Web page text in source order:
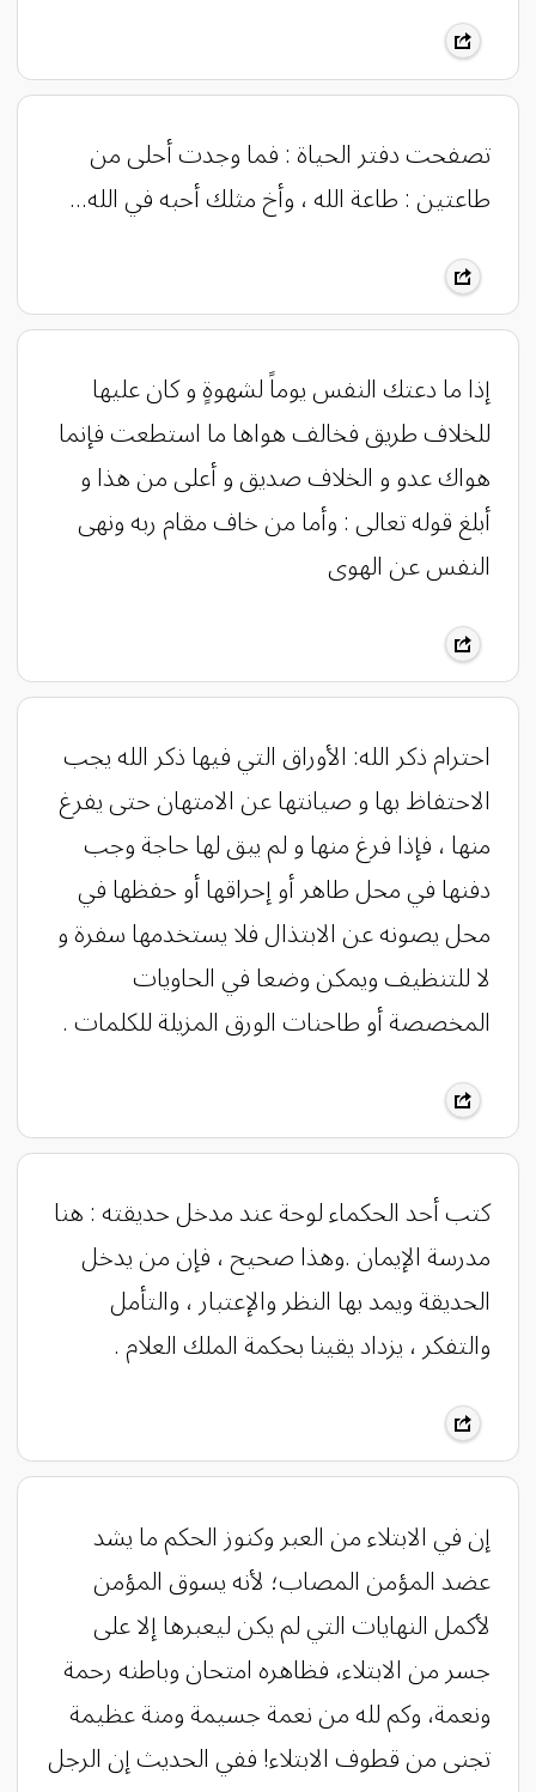
تصفحت دفتر الحياة : فما وجدت أحلى من
طاعتين : طاعة الله ، وأخ مثلك أحبه في الله...
إذا ما دعتك النفس يوماً لشهوةٍ و كان عليها
للخلاف طريق فخالف هواها ما استطعت فإنما
هواك عدو و الخلاف صديق و أعلى من هذا و
أبلغ قوله تعالى : وأما من خاف مقام ربه ونهى
النفس عن الهوى
احترام ذكر الله: الأوراق التي فيها ذكر الله يجب
الاحتفاظ بها و صيانتها عن الامتهان حتى يفرغ
منها ، فإذا فرغ منها و لم يبق لها حاجة وجب
دفنها في محل طاهر أو إحراقها أو حفظها في
محل يصونه عن الابتذال فلا يستخدمها سفرة و
لا للتنظيف ويمكن وضعا في الحاويات
المخصصة أو طاحنات الورق المزيلة للكلمات .
كتب أحد الحكماء لوحة عند مدخل حديقته : هنا
مدرسة الإيمان .وهذا صحيح ، فإن من يدخل
الحديقة ويمد بها النظر والإعتبار ، والتأمل
والتفكر ، يزداد يقينا بحكمة الملك العلام .
إن في الابتلاء من العبر وكنوز الحكم ما يشد
عضد المؤمن المصاب؛ لأنه يسوق المؤمن
لأكمل النهايات التي لم يكن ليعبرها إلا على
جسر من الابتلاء، فظاهره امتحان وباطنه رحمة
ونعمة، وكم لله من نعمة جسيمة ومنة عظيمة
تجنى من قطوف الابتلاء! ففي الحديث إن الرجل